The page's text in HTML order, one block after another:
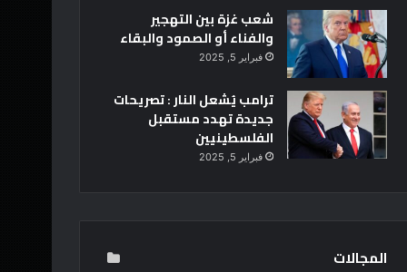
شعب غزة بين التهجير
والفناء أو الصمود والبقاء
فبراير 5, 2025
ترامب يُشعل النار : تصريحات
جديدة تهدد مستقبل
الفلسطينيين
فبراير 5, 2025
المجالات